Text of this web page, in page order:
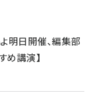
明日開催、編集部
め講演】